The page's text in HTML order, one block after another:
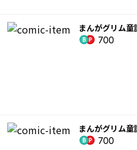
まんがグリム
700
まんがグリム
700